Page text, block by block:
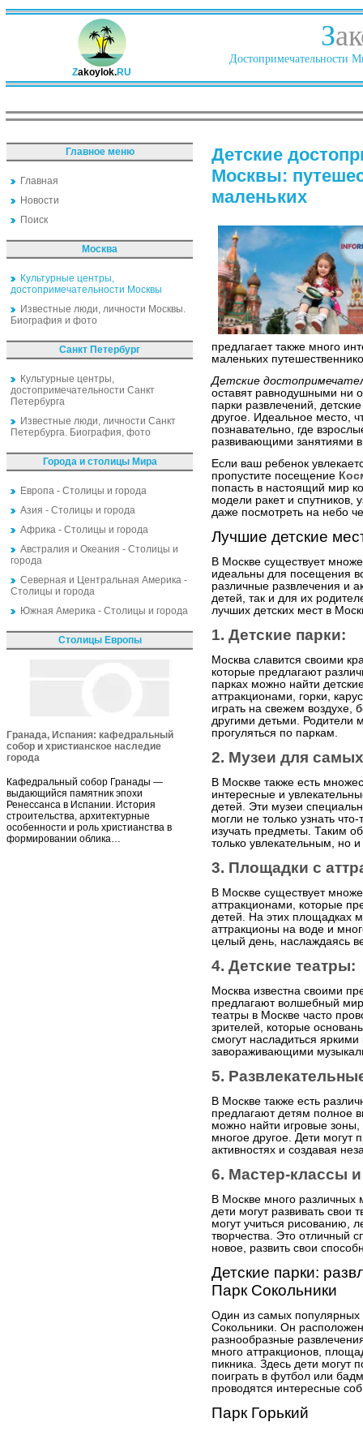
Zakoylok.RU
З
Достопримечательности
Главное меню
Главная
Новости
Поиск
Москва
Культурные центры,
достопримечательности Москвы
Известные люди, личности Москвы.
Биография и фото
Санкт Петербург
Культурные центры,
достопримечательности Санкт
Петербурга
Известные люди, личности Санкт
Петербурга. Биография, фото
Города и столицы Мира
Европа - Столицы и города
Азия - Столицы и города
Африка - Столицы и города
Австралия и Океания - Столицы и
города
Северная и Центральная Америка -
Столицы и города
Южная Америка - Столицы и города
Столицы Европы
Гранада, Испания: кафедральный
собор и христианское наследие
города
Кафедральный собор Гранады —
выдающийся памятник эпохи
Ренессанса в Испании. История
строительства, архитектурные
особенности и роль христианства в
формировании облика…
Детские
Москвы:
маленьких
предлагает также много
маленьких
Детские
оставят равнодушными ни
парки развлечений,
другое. Идеальное место,
познавательно, где
развивающими занятиями
Если ваш ребенок
пропустите посещение
попасть в настоящий мир
модели ракет и спутников,
даже посмотреть на небо
Лучшие детские
В Москве существует
идеальны для посещения
различные развлечения и
детей, так и для их
лучших детских мест в
1. Детские парки:
Москва славится своими
которые предлагают
парках можно найти
аттракционами, горки,
играть на свежем воздухе,
другими детьми. Родители
прогуляться по паркам.
2. Музеи для
В Москве также есть
интересные и
детей. Эти музеи
могли не только узнать
изучать предметы. Таким
только увлекательным, но
3. Площадки с
В Москве существует
аттракционами, которые
детей. На этих площадках
аттракционы на воде и
целый день, наслаждаясь
4. Детские театры:
Москва известна своими
предлагают волшебный
театры в Москве часто
зрителей, которые
смогут насладиться
завораживающими
5.
В Москве также есть
предлагают детям полное
можно найти игровые зоны,
многое другое. Дети могут
активностях и создавая
6. Мастер-классы
В Москве много различных
дети могут развивать свои
могут учиться рисованию,
творчества. Это отличный
новое, развить свои
Детские парки:
Парк Сокольники
Один из самых популярных
Сокольники. Он
разнообразные
много аттракционов,
пикника. Здесь дети могут
поиграть в футбол или
проводятся интересные
Парк Горький